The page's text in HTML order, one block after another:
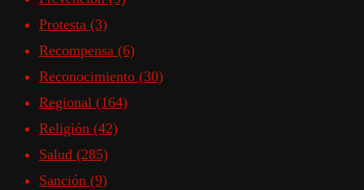
Protesta (3)
Recompensa (6)
Reconocimiento (30)
Regional (164)
Religión (42)
Salud (285)
Sanción (9)